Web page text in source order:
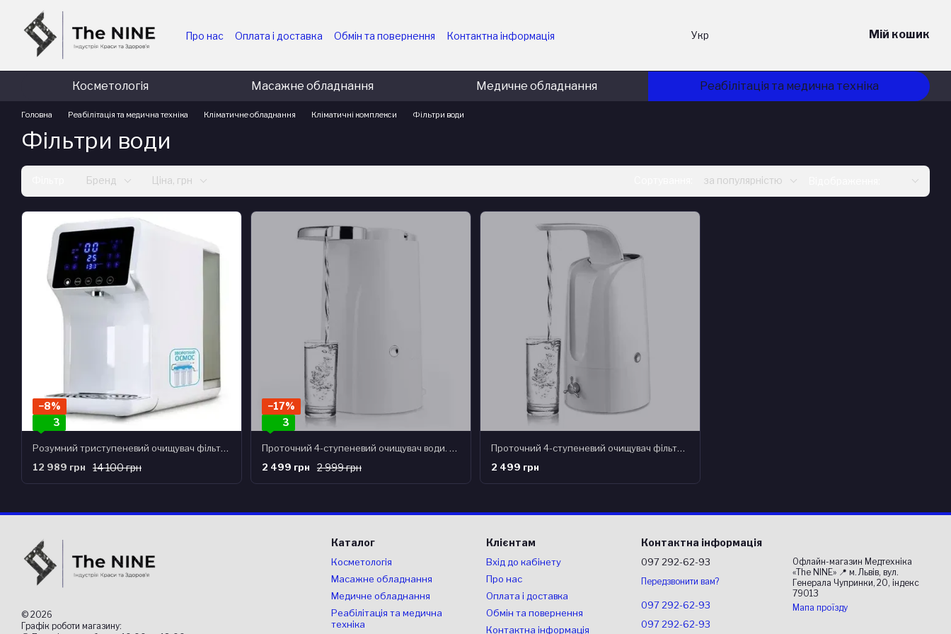
Перейти до основного контенту
Про нас Оплата і доставка Обмін та повернення
Контактна інформація
Укр Мій кошик
Косметологія Масажне обладнання Медичне обладнання Реабілітація та медична техніка
Головна Реабілітація та медична техніка Кліматичне обладнання Кліматичні комплекси Фільтри води
Фільтри води
Бренд Ціна, грн за популярністю
−8%
3
Розумний триступеневий очищувач фільтр води 2-в-1 зворотного осмосу + Термопот Doctor-101 Osmo
14 100 грн
12 989 грн
−17%
3
Проточний 4-ступеневий очищувач води. Фільтр для лужної води настольний Doctor-101 Rayne
2 999 грн
2 499 грн
Проточний 4-ступеневий очищувач фільтр для води Doctor-101 Daphne. Настільний очисник фільтр на воду. Лужна вода
2 499 грн
© 2026
Графік роботи магазину:
Каталог
Косметологія
Масажне обладнання
Медичне обладнання
Реабілітація та медична
техніка
Клієнтам
Вхід до кабінету
Про нас
Оплата і доставка
Обмін та повернення
Контактна інформація
Контактна інформація
097 292-62-93
Передзвонити вам?
097 292-62-93
097 292-62-93
Офлайн-магазин Медтехніка
«The NINE» 📍 м. Львів, вул.
Генерала Чупринки, 20, індекс
79013
Мапа проїзду